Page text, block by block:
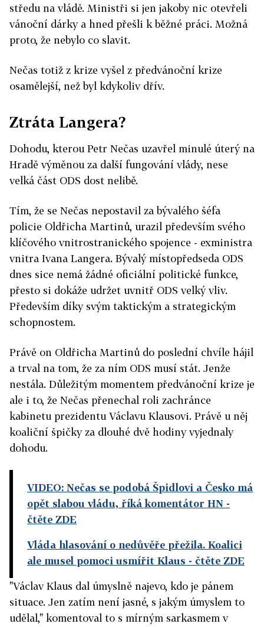
středu na vládě. Ministři si jen jakoby nic otevřeli
vánoční dárky a hned přešli k běžné práci. Možná
proto, že nebylo co slavit.
Nečas totiž z krize vyšel z předvánoční krize
osamělejší, než byl kdykoliv dřív.
Ztráta Langera?
Dohodu, kterou Petr Nečas uzavřel minulé úterý na
Hradě výměnou za další fungování vlády, nese
velká část ODS dost nelibě.
Tím, že se Nečas nepostavil za bývalého šéfa
policie Oldřicha Martinů, urazil především svého
klíčového vnitrostranického spojence - exministra
vnitra Ivana Langera. Bývalý místopředseda ODS
dnes sice nemá žádné oficiální politické funkce,
přesto si dokáže udržet uvnitř ODS velký vliv.
Především díky svým taktickým a strategickým
schopnostem.
Právě on Oldřicha Martinů do poslední chvíle hájil
a trval na tom, že za ním ODS musí stát. Jenže
nestála. Důležitým momentem předvánoční krize je
ale i to, že Nečas přenechal roli zachránce
kabinetu prezidentu Václavu Klausovi. Právě u něj
koaliční špičky za dlouhé dvě hodiny vyjednaly
dohodu.
VIDEO: Nečas se podobá Špidlovi a Česko má
opět slabou vládu, říká komentátor HN -
čtěte ZDE
Vláda hlasování o nedůvěře přežila. Koalici
ale musel pomoci usmířit Klaus - čtěte ZDE
"Václav Klaus dal úmyslně najevo, kdo je pánem
situace. Jen zatím není jasné, s jakým úmyslem to
udělal," komentoval to s mírným sarkasmem v